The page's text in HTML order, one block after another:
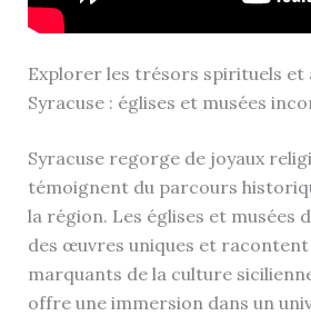
Explorer les trésors spirituels et
Syracuse : églises et musées
Syracuse regorge de joyaux
témoignent du parcours
la région. Les églises et musées
des œuvres uniques et racontent
marquants de la culture
offre une immersion dans un